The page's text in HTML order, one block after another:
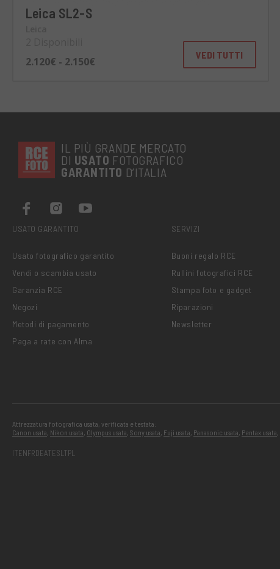
Leica SL2-S
2.120€ - 2.150€
VEDI TUTTI
IL PIÙ GRANDE MERCATO
DI USATO FOTOGRAFICO
GARANTITO D’ITALIA
USATO GARANTITO
Usato fotografico garantito
Vendi o scambia usato
Garanzia RCE
Negozi
Metodi di pagamento
Paga a rate con Alma
SERVIZI
Buoni regalo RCE
Rullini fotografici RCE
Stampa foto e gadget
Riparazioni
Newsletter
Attrezzatura fotografica usata, verificata e testata:
Canon usata Nikon usata Olympus usata Sony usata Fuji usata Panasonic usata Pentax usata
ITENFRDEATESLTPL